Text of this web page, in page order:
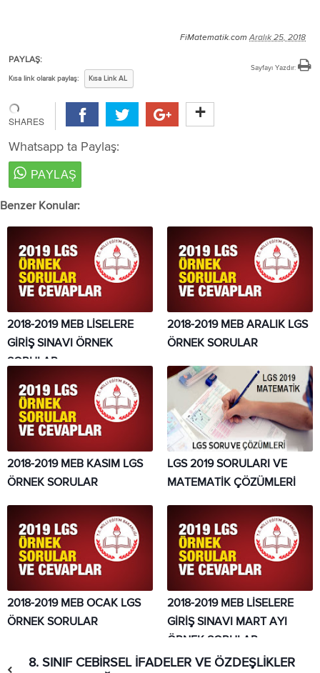
FiMatematik.com Aralık 25, 2018
Sayfayı Yazdır:
PAYLAŞ:
Kısa link olarak paylaş: Kısa Link AL
Whatsapp ta Paylaş:
Benzer Konular:
2018-2019 MEB LİSELERE
GİRİŞ SINAVI ÖRNEK
SORULAR
2018-2019 MEB ARALIK LGS
ÖRNEK SORULAR
2018-2019 MEB KASIM LGS
ÖRNEK SORULAR
LGS 2019 SORULARI VE
MATEMATİK ÇÖZÜMLERİ
2018-2019 MEB OCAK LGS
ÖRNEK SORULAR
2018-2019 MEB LİSELERE
GİRİŞ SINAVI MART AYI
ÖRNEK SORULAR
8. SINIF CEBİRSEL İFADELER VE ÖZDEŞLİKLER